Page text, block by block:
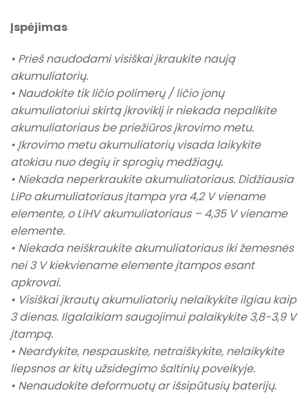
Įspėjimas
• Prieš naudodami visiškai įkraukite naują
akumuliatorių.
• Naudokite tik ličio polimerų / ličio jonų
akumuliatoriui skirtą įkroviklį ir niekada nepalikite
akumuliatoriaus be priežiūros įkrovimo metu.
• Įkrovimo metu akumuliatorių visada laikykite
atokiau nuo degių ir sprogių medžiagų.
• Niekada neperkraukite akumuliatoriaus. Didžiausia
LiPo akumuliatoriaus įtampa yra 4,2 V viename
elemente, o LiHV akumuliatoriaus – 4,35 V viename
elemente.
• Niekada neiškraukite akumuliatoriaus iki žemesnės
nei 3 V kiekviename elemente įtampos esant
apkrovai.
• Visiškai įkrautų akumuliatorių nelaikykite ilgiau kaip
3 dienas. Ilgalaikiam saugojimui palaikykite 3,8-3,9 V
įtampą.
• Neardykite, nespauskite, netraiškykite, nelaikykite
liepsnos ar kitų užsidegimo šaltinių poveikyje.
• Nenaudokite deformuotų ar išsipūtusių baterijų.